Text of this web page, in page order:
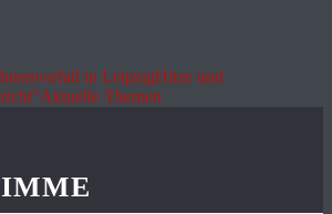
in LeipzigHitze und
Aktuelle Themen